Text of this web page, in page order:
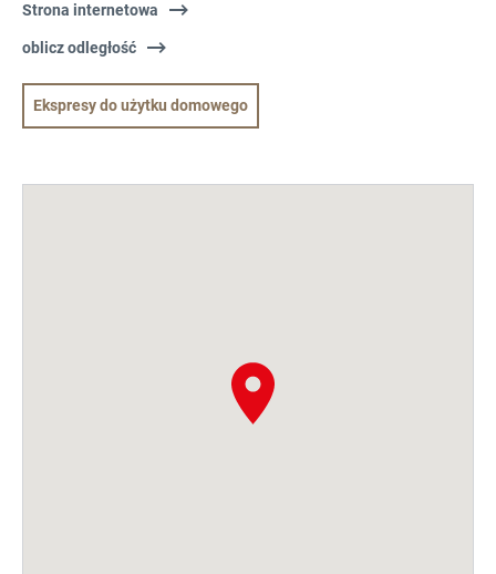
Strona internetowa
oblicz odległość
Ekspresy do użytku domowego